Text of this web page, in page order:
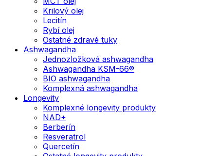
Krilový olej
Lecitín
Rybí olej
Ostatné zdravé tuky
Ashwagandha
Jednozložková ashwagandha
Ashwagandha KSM-66®
BIO ashwagandha
Komplexná ashwagandha
Longevity
Komplexné longevity produkty
NAD+
Berberín
Resveratrol
Quercetín